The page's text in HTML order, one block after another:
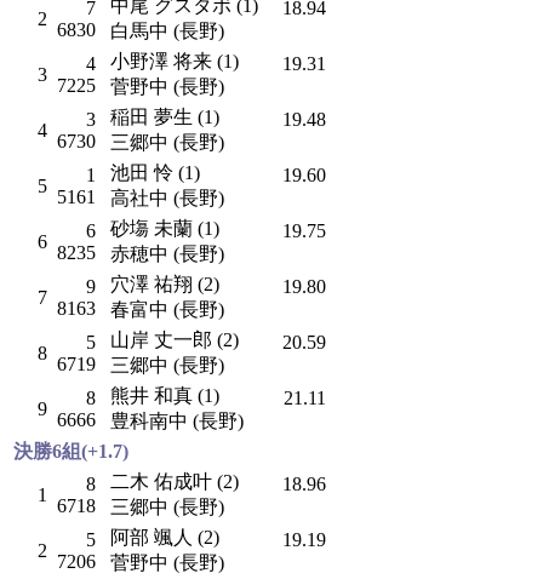
2
7
6830
中尾 グスタボ (1)
白馬中 (長野)
18.94
3
4
7225
小野澤 将来 (1)
菅野中 (長野)
19.31
4
3
6730
稲田 夢生 (1)
三郷中 (長野)
19.48
5
1
5161
池田 怜 (1)
高社中 (長野)
19.60
6
6
8235
砂塲 未蘭 (1)
赤穂中 (長野)
19.75
7
9
8163
穴澤 祐翔 (2)
春富中 (長野)
19.80
8
5
6719
山岸 丈一郎 (2)
三郷中 (長野)
20.59
9
8
6666
熊井 和真 (1)
豊科南中 (長野)
21.11
決勝6組(+1.7)
1
8
6718
二木 佑成叶 (2)
三郷中 (長野)
18.96
2
5
7206
阿部 颯人 (2)
菅野中 (長野)
19.19